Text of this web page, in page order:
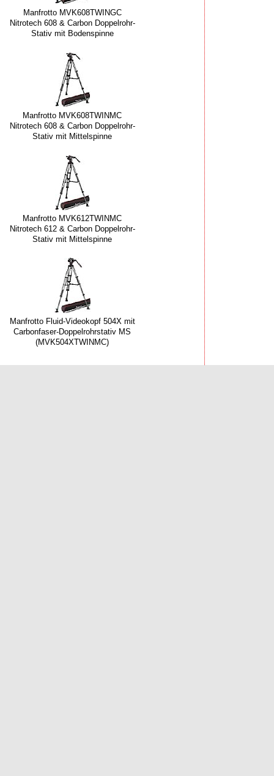
Manfrotto MVK608TWINGC
Nitrotech 608 & Carbon Doppelrohr-
Stativ mit Bodenspinne
Manfrotto MVK608TWINMC
Nitrotech 608 & Carbon Doppelrohr-
Stativ mit Mittelspinne
Manfrotto MVK612TWINMC
Nitrotech 612 & Carbon Doppelrohr-
Stativ mit Mittelspinne
Manfrotto Fluid-Videokopf 504X mit
Carbonfaser-Doppelrohrstativ MS
(MVK504XTWINMC)